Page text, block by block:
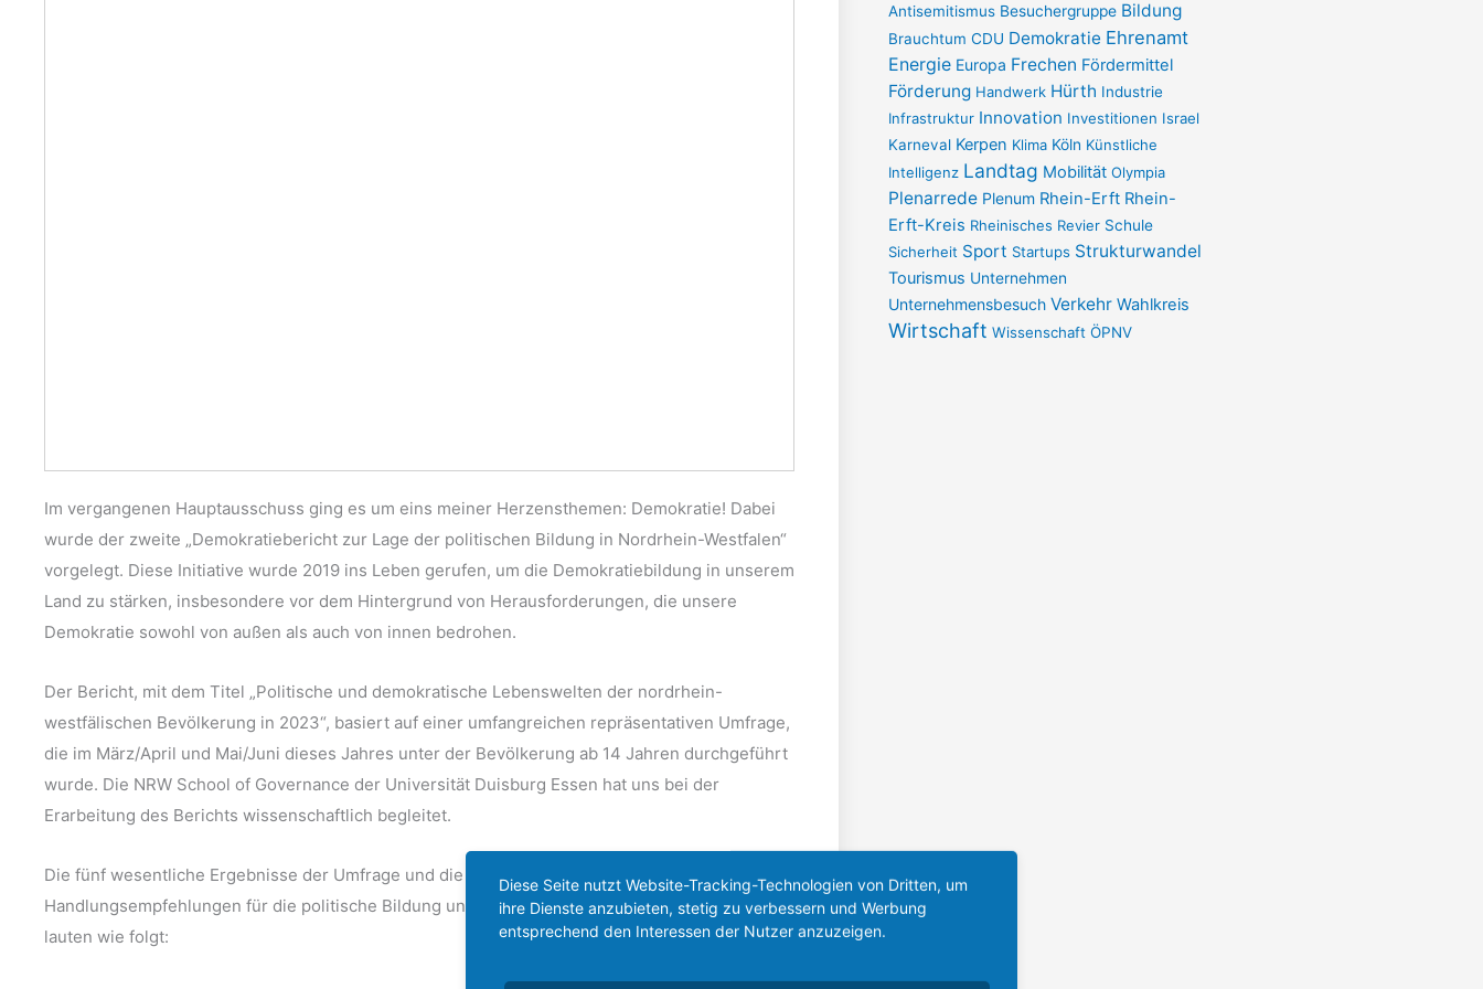
Im vergangenen Hauptausschuss ging es um eins meiner Herzensthemen: Demokratie! Dabei
wurde der zweite „Demokratiebericht zur Lage der politischen Bildung in Nordrhein-Westfalen“
vorgelegt. Diese Initiative wurde 2019 ins Leben gerufen, um die Demokratiebildung in unserem
Land zu stärken, insbesondere vor dem Hintergrund von Herausforderungen, die unsere
Demokratie sowohl von außen als auch von innen bedrohen.
Der Bericht, mit dem Titel „Politische und demokratische Lebenswelten der nordrhein-
westfälischen Bevölkerung in 2023“, basiert auf einer umfangreichen repräsentativen Umfrage,
die im März/April und Mai/Juni dieses Jahres unter der Bevölkerung ab 14 Jahren durchgeführt
wurde. Die NRW School of Governance der Universität Duisburg Essen hat uns bei der
Erarbeitung des Berichts wissenschaftlich begleitet.
Die fünf wesentliche Ergebnisse der Umfrage und die daraus abgeleiteten
Handlungsempfehlungen für die politische Bildung und Demokratie in Nordrhein-Westfalen
lauten wie folgt:
s
t
a
g
r
a
m
c
e
b
o
o
k
-
Antisemitismus Besuchergruppe Bildung
Brauchtum CDU Demokratie Ehrenamt
Energie Europa Frechen Fördermittel
Förderung Handwerk Hürth Industrie
Infrastruktur Innovation Investitionen Israel
Karneval Kerpen Klima Köln Künstliche
Intelligenz Landtag Mobilität Olympia
Plenarrede Plenum Rhein-Erft Rhein-
Erft-Kreis Rheinisches Revier Schule
Sicherheit Sport Startups Strukturwandel
Tourismus Unternehmen
Unternehmensbesuch Verkehr Wahlkreis
Wirtschaft Wissenschaft ÖPNV
Diese Seite nutzt Website-Tracking-Technologien von Dritten, um
ihre Dienste anzubieten, stetig zu verbessern und Werbung
entsprechend den Interessen der Nutzer anzuzeigen.